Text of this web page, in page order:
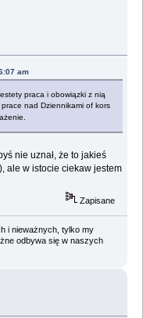
am
praca i obowiązki z nią
nad Dziennikami of kors
nie uznał, że to jakieś
), ale w istocie ciekaw jestem
Zapisane
i nieważnych, tylko my
odbywa się w naszych